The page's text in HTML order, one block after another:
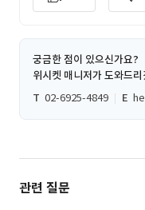
궁금한 점이 있으신가요?
위시켓 매니저가 도와드
T 02-6925-4849 E
관련 질문